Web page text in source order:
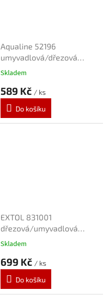
Aqualine 52196
umyvadlová/dřezová
stojánková baterie
Skladem
589 Kč / ks
Do košíku
EXTOL 831001
dřezová/umyvadlová
baterie černá
Skladem
699 Kč / ks
Do košíku